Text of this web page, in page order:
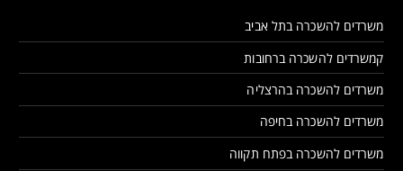
משרדים להשכרה בתל אביב
קמשרדים להשכרה ברחובות
משרדים להשכרה בהרצליה
משרדים להשכרה בחיפה
משרדים להשכרה בפתח תקווה